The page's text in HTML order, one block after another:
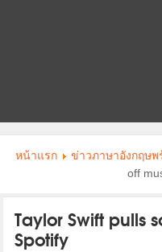
หน้าแรก ข่าวภาษาอังกฤษ
off
Taylor Swift pulls
Spotify